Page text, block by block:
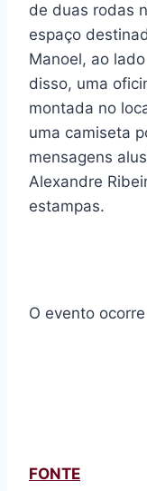
de duas rodas
espaço
Manoel, ao
disso, uma
montada no
uma camiseta
mensagens
Alexandre
estampas.
O evento
FONTE